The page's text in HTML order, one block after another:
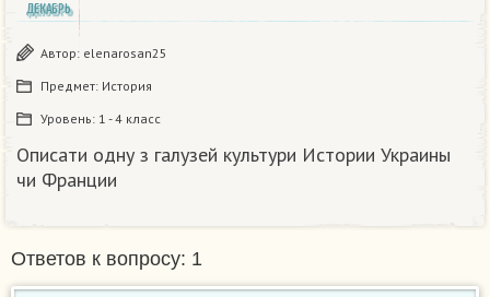
ДЕКАБРЬ
Автор: elenarosan25
Предмет: История
Уровень: 1 - 4 класс
Описати одну з галузей культури Истории Украины
чи Франции
Ответов к вопросу: 1